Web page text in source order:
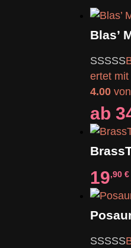
Blas’
ertet mit
4.00
ab
19,90€